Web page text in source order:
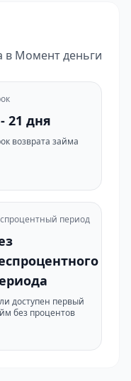
в Момент деньги
21 дня
возврата займа
период
доступен первый
без процентов